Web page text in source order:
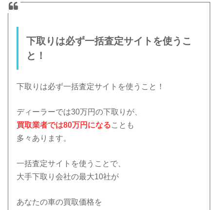
下取りは必ず一括査定サイトを使うこ
と！
下取りは必ず一括査定サイトを使うこと！
ディーラーでは30万円の下取りが、
買取業者では80万円になることも
多々あります。
一括査定サイトを使うことで、
大手下取り会社の最大10社が
あなたの車の買取価格を